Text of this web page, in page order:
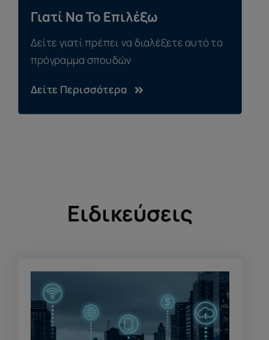
Γιατί Να Το Επιλέξω
Δείτε γιατί πρέπει να διαλέξετε αυτό το
πρόγραμμα σπουδών
Δείτε Περισσότερα
Ειδικεύσεις